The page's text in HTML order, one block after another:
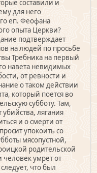
составили и
для него
еп. Феофана
опыта Церкви?
подтверждает
на людей по просьбе
Требника на первый
навета невидимых
от ревности и
о таком действии
который поется во
субботу. Там,
лягания
и о смерти от
упокоить со
мясопустной,
родительской
умрет от
что был